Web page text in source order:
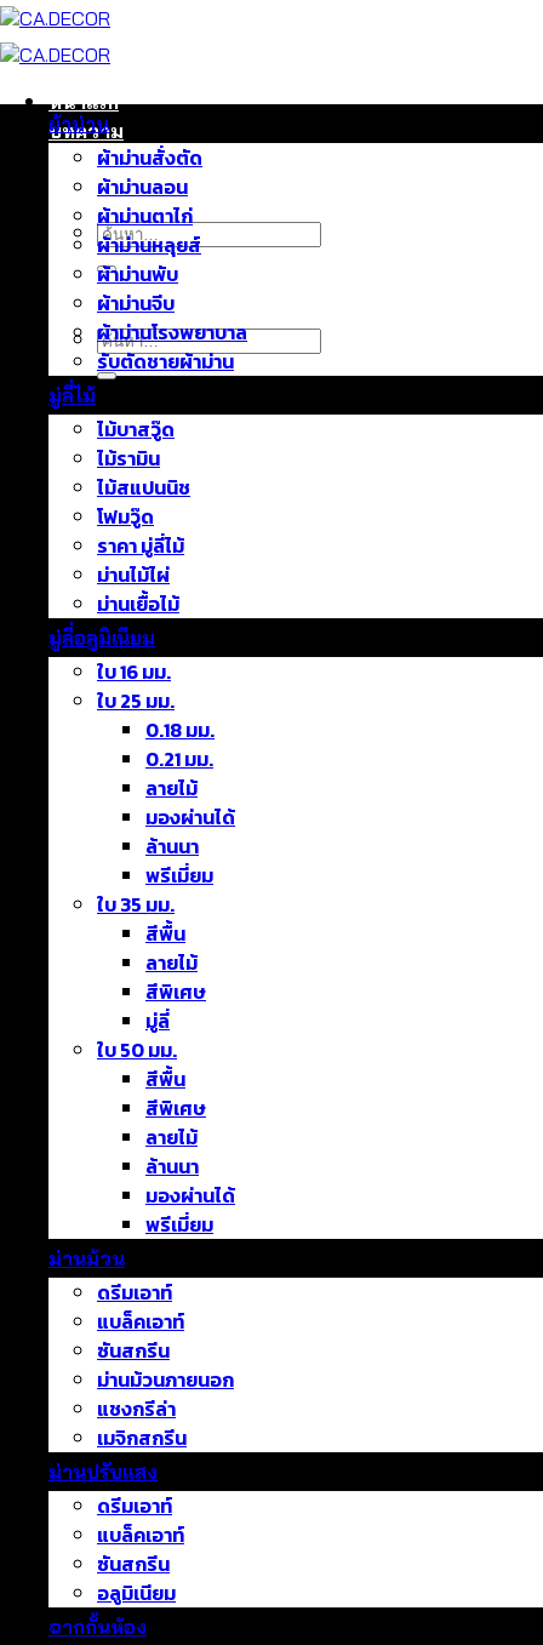
ข้าม
ยัง
หน้าแรก
บทความ
ติดต่อเรา
เกี่ยวกับเรา
ค้นหา:
ค้นหา:
ผ้าม่าน
ผ้าม่านสั่งตัด
ผ้าม่านลอน
ผ้าม่านตาไก่
ผ้าม่านหลุยส์
ผ้าม่านพับ
ผ้าม่านจีบ
ผ้าม่านโรงพยาบาล
รับตัดชายผ้าม่าน
มู่ลี่ไม้
ไม้บาสวู๊ด
ไม้รามิน
ไม้สแปนนิช
โฟมวู๊ด
ราคา มู่ลี่ไม้
ม่านไม้ไผ่
ม่านเยื้อไม้
มู่ลี่อลูมิเนียม
ใบ 16 มม.
ใบ 25 มม.
0.18 มม.
0.21 มม.
ลายไม้
มองผ่านได้
ล้านนา
พรีเมี่ยม
ใบ 35 มม.
สีพื้น
ลายไม้
สีพิเศษ
มู่ลี่
ใบ 50 มม.
สีพื้น
สีพิเศษ
ลายไม้
ล้านนา
มองผ่านได้
พรีเมี่ยม
ม่านม้วน
ดรีมเอาท์
แบล็คเอาท์
ซันสกรีน
ม่านม้วนภายนอก
แชงกรีล่า
เมจิกสกรีน
ม่านปรับแสง
ดรีมเอาท์
แบล็คเอาท์
ซันสกรีน
อลูมิเนียม
ฉากกั้นห้อง